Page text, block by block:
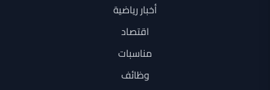
أخبار رياضية
اقتصاد
مناسبات
وظائف